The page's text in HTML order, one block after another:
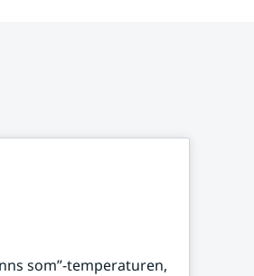
som”-temperaturen,